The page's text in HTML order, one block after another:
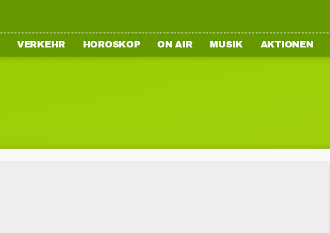
VERKEHR HOROSKOP ON AIR MUSIK AKTIONEN